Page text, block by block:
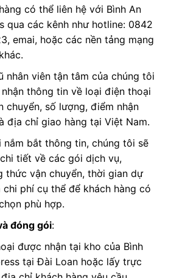
có thể liên hệ với Bình An
qua các kênh như hotline: 0842
emai, hoặc các nền tảng mạng
nhân viên tận tâm của chúng tôi
thông tin về loại điện thoại
chuyển, số lượng, điểm nhận
địa chỉ giao hàng tại Việt Nam.
nắm bắt thông tin, chúng tôi sẽ
tiết về các gói dịch vụ,
thức vận chuyển, thời gian dự
chi phí cụ thể để khách hàng có
phù hợp.
đóng gói:
được nhận tại kho của Bình
tại Đài Loan hoặc lấy trực